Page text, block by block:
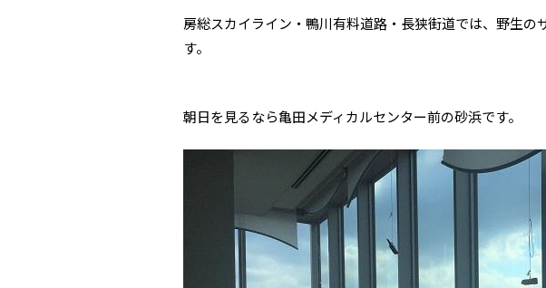
房総スカイライン・鴨川有料道路・長狭街道では、野生の
す。
朝日を見るなら亀田メディカルセンター前の砂浜です。